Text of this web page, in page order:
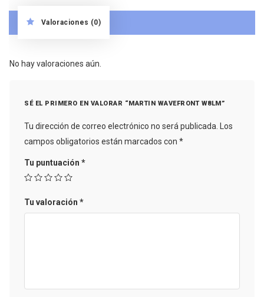
Valoraciones (0)
No hay valoraciones aún.
SÉ EL PRIMERO EN VALORAR “MARTIN WAVEFRONT W8LM”
Tu dirección de correo electrónico no será publicada.
Los
campos obligatorios están marcados con *
Tu puntuación *
Tu valoración *